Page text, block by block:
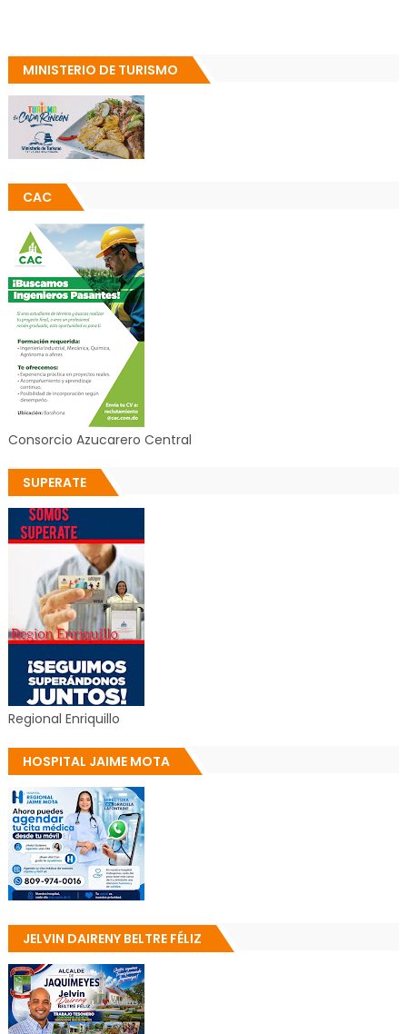
MINISTERIO DE TURISMO
CAC
Consorcio Azucarero Central
SUPERATE
Regional Enriquillo
HOSPITAL JAIME MOTA
JELVIN DAIRENY BELTRE FÉLIZ